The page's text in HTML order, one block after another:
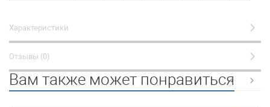
Характеристики
Отзывы (0)
Вам также может понравиться